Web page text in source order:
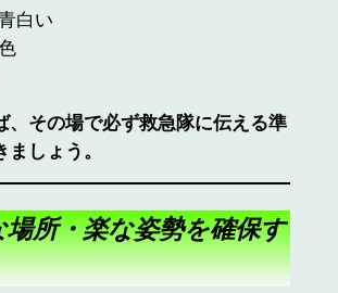
白い
、その場で必ず救急隊に伝える準
しょう。
所・楽な姿勢を確保す